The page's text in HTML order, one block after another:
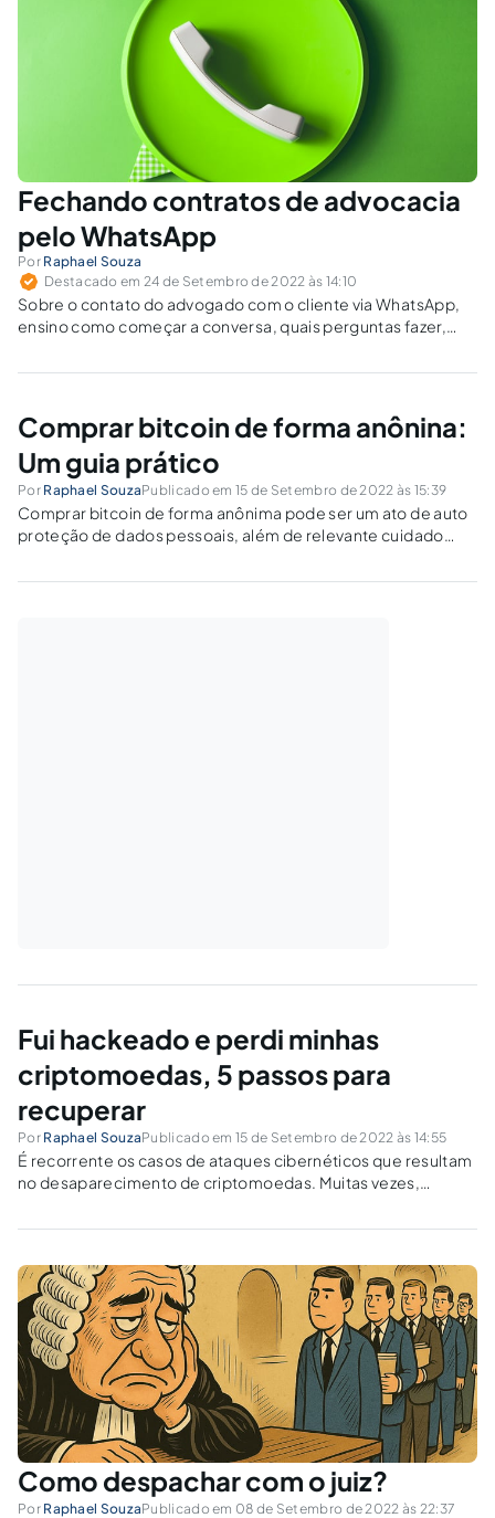
Fechando contratos de advocacia
pelo WhatsApp
Por Raphael Souza
Destacado em 24 de Setembro de 2022 às 14:10
Sobre o contato do advogado com o cliente via WhatsApp,
ensino como começar a conversa, quais perguntas fazer,
Comprar bitcoin de forma anônina:
Um guia prático
Por Raphael SouzaPublicado em 15 de Setembro de 2022 às 15:39
Comprar bitcoin de forma anônima pode ser um ato de auto
proteção de dados pessoais, além de relevante cuidado
criptomoedas.Não é demais lembrar um caso de Ribeirão
Fui hackeado e perdi minhas
criptomoedas, 5 passos para
recuperar
Por Raphael SouzaPublicado em 15 de Setembro de 2022 às 14:55
É recorrente os casos de ataques cibernéticos que resultam
no desaparecimento de criptomoedas. Muitas vezes,
almejando alcançar a sua tão sonhada independência
dia pela criminalidade...
Como despachar com o juiz?
Por Raphael SouzaPublicado em 08 de Setembro de 2022 às 22:37